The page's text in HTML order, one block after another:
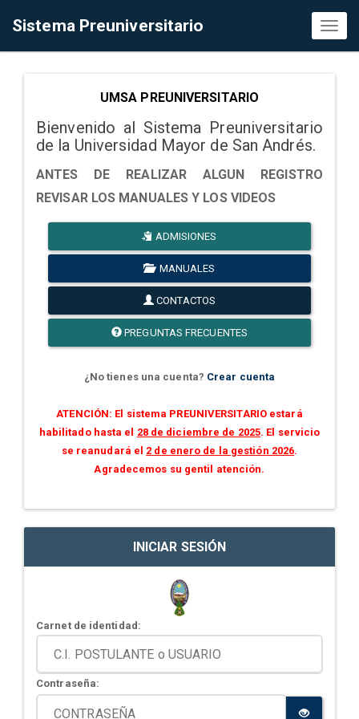
Sistema Preuniversitario
UMSA PREUNIVERSITARIO
Bienvenido al Sistema Preuniversitario
de la Universidad Mayor de San Andrés.
ANTES DE REALIZAR ALGUN REGISTRO
REVISAR LOS MANUALES Y LOS VIDEOS
ADMISIONES
MANUALES
CONTACTOS
PREGUNTAS FRECUENTES
¿No tienes una cuenta? Crear cuenta
ATENCIÓN: El sistema PREUNIVERSITARIO estará
habilitado hasta el 28 de diciembre de 2025. El servicio
se reanudará el 2 de enero de la gestión 2026.
Agradecemos su gentil atención.
INICIAR SESIÓN
Carnet de identidad:
Contraseña: